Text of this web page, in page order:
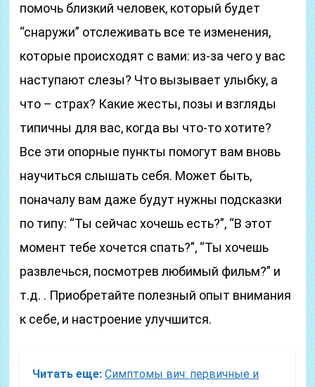
помочь близкий человек, который будет
“снаружи” отслеживать все те изменения,
которые происходят с вами: из-за чего у вас
наступают слезы? Что вызывает улыбку, а
что – страх? Какие жесты, позы и взгляды
типичны для вас, когда вы что-то хотите?
Все эти опорные пункты помогут вам вновь
научиться слышать себя. Может быть,
поначалу вам даже будут нужны подсказки
по типу: “Ты сейчас хочешь есть?”, “В этот
момент тебе хочется спать?”, “Ты хочешь
развлечься, посмотрев любимый фильм?” и
т.д. . Приобретайте полезный опыт внимания
к себе, и настроение улучшится.
Читать еще: Симптомы вич: первичные и